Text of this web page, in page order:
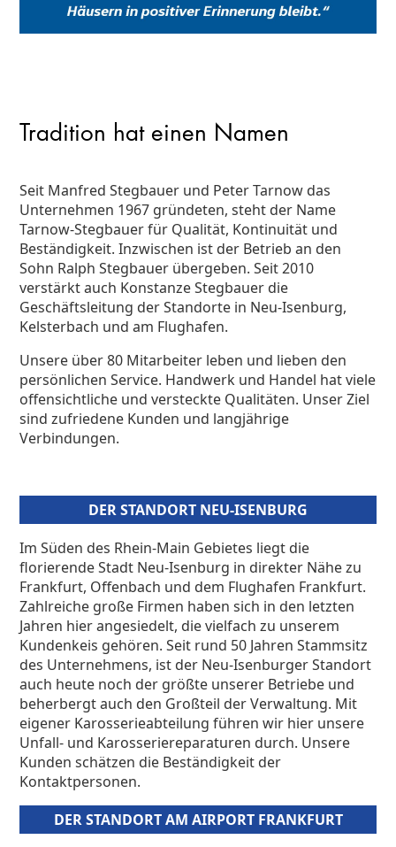
Tradition hat einen Namen
Seit Manfred Stegbauer und Peter Tarnow das
Unternehmen 1967 gründeten, steht der Name
Tarnow-Stegbauer für Qualität, Kontinuität und
Beständigkeit. Inzwischen ist der Betrieb an den
Sohn Ralph Stegbauer übergeben. Seit 2010
verstärkt auch Konstanze Stegbauer die
Geschäftsleitung der Standorte in Neu-Isenburg,
Kelsterbach und am Flughafen.
Unsere über 80 Mitarbeiter leben und lieben den
persönlichen Service. Handwerk und Handel hat viele
offensichtliche und versteckte Qualitäten. Unser Ziel
sind zufriedene Kunden und langjährige
Verbindungen.
DER STANDORT NEU-ISENBURG
Im Süden des Rhein-Main Gebietes liegt die
florierende Stadt Neu-Isenburg in direkter Nähe zu
Frankfurt, Offenbach und dem Flughafen Frankfurt.
Zahlreiche große Firmen haben sich in den letzten
Jahren hier angesiedelt, die vielfach zu unserem
Kundenkeis gehören. Seit rund 50 Jahren Stammsitz
des Unternehmens, ist der Neu-Isenburger Standort
auch heute noch der größte unserer Betriebe und
beherbergt auch den Großteil der Verwaltung. Mit
eigener Karosserieabteilung führen wir hier unsere
Unfall- und Karosseriereparaturen durch. Unsere
Kunden schätzen die Beständigkeit der
Kontaktpersonen.
DER STANDORT AM AIRPORT FRANKFURT